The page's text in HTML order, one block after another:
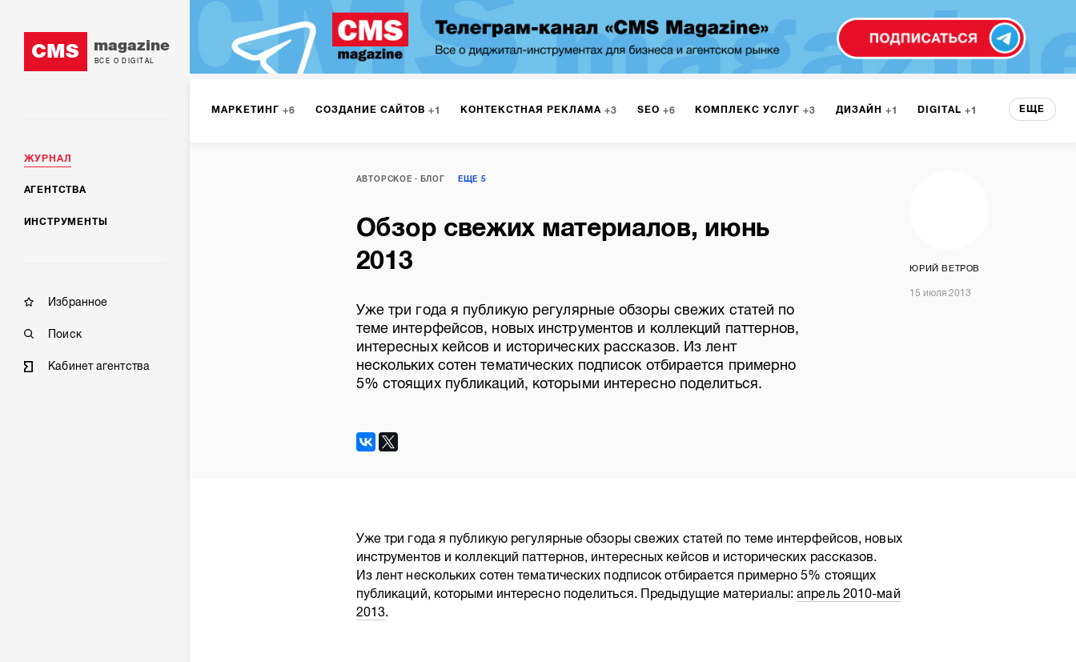
CMS magazine
ВСЕ О DIGITAL
ЖУРНАЛ
АГЕНТСТВА
ИНСТРУМЕНТЫ
Избранное
Поиск
Кабинет агентства
МАРКЕТИНГ 6 СОЗДАНИЕ САЙТОВ 1 КОНТЕКСТНАЯ РЕКЛАМА 3 SEO 6 КОМПЛЕКС УСЛУГ 3 ДИЗАЙН 1 DIGITAL 1
ИНТЕРНЕТ-МАРКЕТИНГ 9 ПРОГРАММИРОВАНИЕ
МОБИЛЬНАЯ РАЗРАБОТКА ЮЗАБИЛИТИ ИНТРАНЕТ МОНИТОРИНГ МЕНЕДЖМЕНТ 2
ЕЩЕ
АВТОРСКОЕ БЛОГ ЕЩЕ 5
Обзор свежих материалов, июнь
2013
Уже три года я публикую регулярные обзоры свежих статей по
теме интерфейсов, новых инструментов и коллекций паттернов,
интересных кейсов и исторических рассказов. Из лент
нескольких сотен тематических подписок отбирается примерно
5% стоящих публикаций, которыми интересно поделиться.
ЮРИЙ ВЕТРОВ
15 июля 2013
Уже три года я публикую регулярные обзоры свежих статей по теме интерфейсов, новых
инструментов и коллекций паттернов, интересных кейсов и исторических рассказов.
Из лент нескольких сотен тематических подписок отбирается примерно 5% стоящих
публикаций, которыми интересно поделиться. Предыдущие материалы:апрель 2010-май
2013.